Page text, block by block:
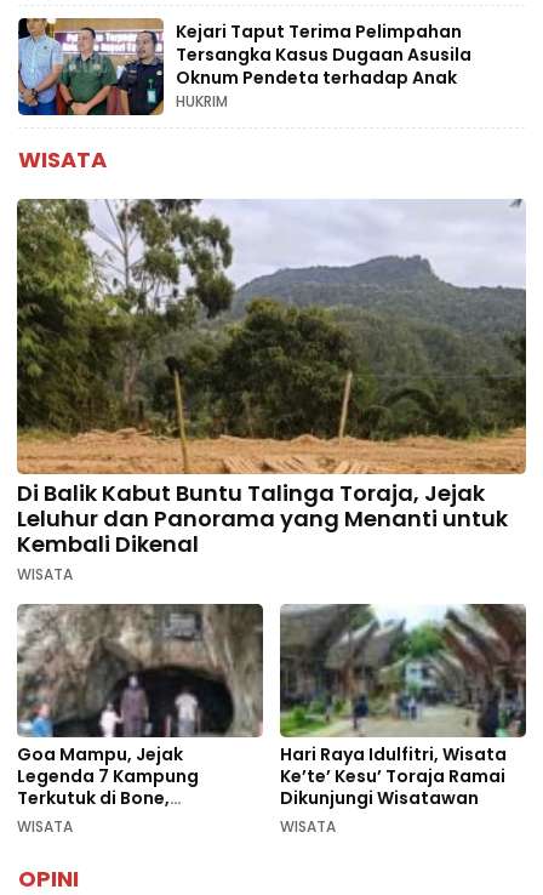
Kejari Taput Terima Pelimpahan
Tersangka Kasus Dugaan Asusila
Oknum Pendeta terhadap Anak
HUKRIM
WISATA
Di Balik Kabut Buntu Talinga Toraja, Jejak
Leluhur dan Panorama yang Menanti untuk
Kembali Dikenal
WISATA
Goa Mampu, Jejak
Legenda 7 Kampung
Terkutuk di Bone,
Rekomendasi Liburan
WISATA
Hari Raya Idulfitri, Wisata
Ke’te’ Kesu’ Toraja Ramai
Dikunjungi Wisatawan
WISATA
OPINI